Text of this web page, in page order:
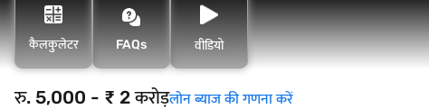
कैलकुलेटर FAQs वीडियो
रु. 5,000 - ₹ 2 करोड़लोन ब्याज की गणना करें